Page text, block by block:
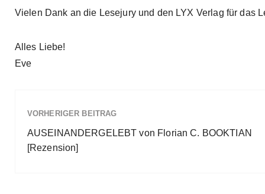
Vielen Dank an die Lesejury und den LYX Verlag für das
Alles Liebe!
Eve
VORHERIGER BEITRAG
AUSEINANDERGELEBT von Florian C. BOOKTIAN
[Rezension]